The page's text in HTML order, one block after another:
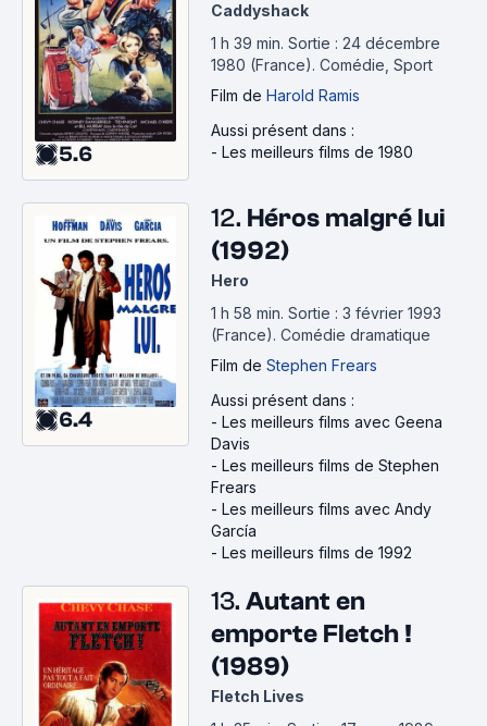
5.6
Caddyshack
1 h 39 min. Sortie : 24 décembre
1980 (France). Comédie, Sport
Film de Harold Ramis
Aussi présent dans :
- Les meilleurs films de 1980
6.4
12. Héros malgré lui
(1992)
Hero
1 h 58 min. Sortie : 3 février 1993
(France). Comédie dramatique
Film de Stephen Frears
Aussi présent dans :
- Les meilleurs films avec Geena
Davis
- Les meilleurs films de Stephen
Frears
- Les meilleurs films avec Andy
García
- Les meilleurs films de 1992
13. Autant en
emporte Fletch !
(1989)
Fletch Lives